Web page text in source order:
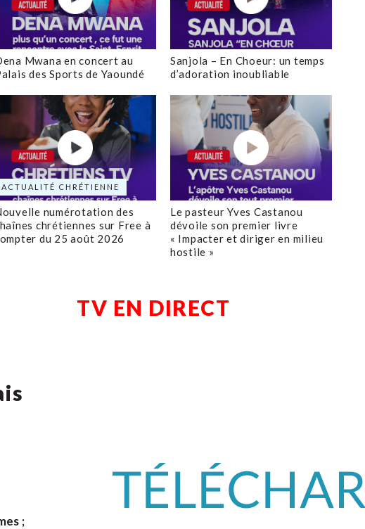
Mwana en concert au
des Sports de Yaoundé
Sanjola – En Choeur: un temps
d’adoration inoubliable
ACTUALITÉ CHRÉTIENNE
numérotation des
chrétiennes sur Free à
du 25 août 2026
Le pasteur Yves Castanou
dévoile son premier livre
« Impacter et diriger en milieu
hostile »
;
TV EN DIRECT